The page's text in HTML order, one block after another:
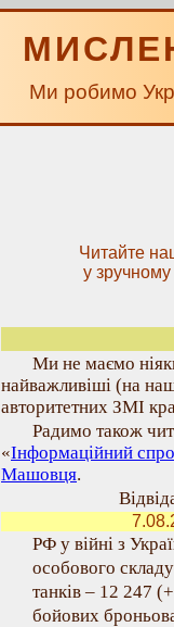
Ми робимо
Читайте
у
Ми не маємо
найважливіші (на
авторитетних ЗМІ
Радимо також
«Інформаційний
Машовця.
РФ у війні з
особового
танків – 12 247
бойових